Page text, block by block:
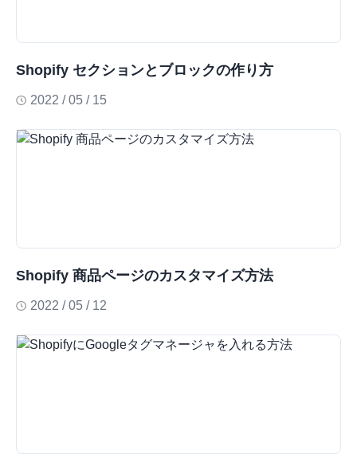
Shopify セクションとブロックの作り方
2022 / 05 / 15
Shopify 商品ページのカスタマイズ方法
2022 / 05 / 12